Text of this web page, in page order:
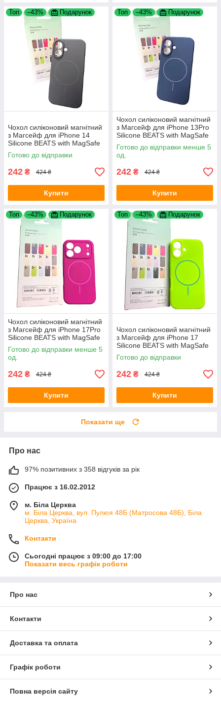
Топ –43% Подарунок
Чохол силіконовий магнітний
з Магсейф для iPhone 14
Silicone BEATS with MagSafe
№12 Graphite Gray
Готово до відправки
242 ₴ 424 ₴
Купити
Топ –43% Подарунок
Чохол силіконовий магнітний
з Магсейф для iPhone 13Pro
Silicone BEATS with MagSafe
№9 Amethyst
Готово до відправки менше 5
од.
242 ₴ 424 ₴
Купити
Топ –43% Подарунок
Чохол силіконовий магнітний
з Магсейф для iPhone 17Pro
Silicone BEATS with MagSafe
№15 Sunset Purple
Готово до відправки менше 5
од.
242 ₴ 424 ₴
Купити
Топ –43% Подарунок
Чохол силіконовий магнітний
з Магсейф для iPhone 17
Silicone BEATS with MagSafe
№13 Neon green
Готово до відправки
242 ₴ 424 ₴
Купити
Показати ще
Про нас
97% позитивних з 358 відгуків за рік
Працює з 16.02.2012
м. Біла Церква
м. Біла Церква, вул. Пулюя 48Б (Матросова 48Б), Біла
Церква, Україна
Контакти
Сьогодні працює з 09:00 до 17:00
Показати весь графік роботи
Про нас
Контакти
Доставка та оплата
Графік роботи
Повна версія сайту